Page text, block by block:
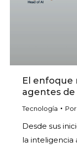
El enfoque
agentes
Tecnología Por
Desde sus
la inteligencia